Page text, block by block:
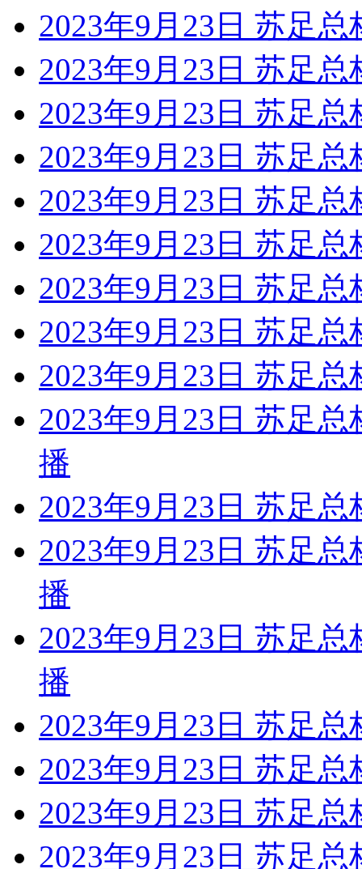
2023年9月23日 苏足
2023年9月23日 苏足
2023年9月23日 苏足
2023年9月23日 苏足
2023年9月23日 苏足
2023年9月23日 苏足
2023年9月23日 苏足
2023年9月23日 苏足
2023年9月23日 苏足
2023年9月23日 苏足
播
2023年9月23日 苏足
2023年9月23日 苏足
播
2023年9月23日 苏足
播
2023年9月23日 苏足
2023年9月23日 苏足
2023年9月23日 苏足
2023年9月23日 苏足